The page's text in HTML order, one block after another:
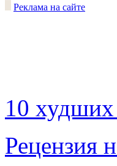
Реклама на сайте
10
Рецензия